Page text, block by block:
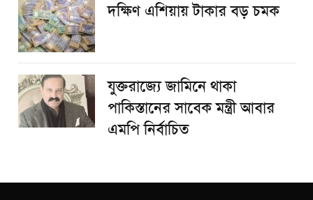
দক্ষিণ এশিয়ায় টাকার বড় চমক
যুক্তরাজ্যে জামিনে থাকা
পাকিস্তানের সাবেক মন্ত্রী আবার
এমপি নির্বাচিত